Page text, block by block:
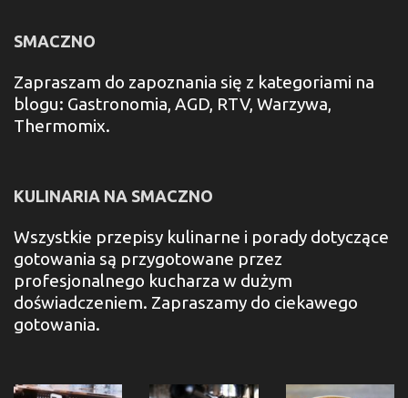
SMACZNO
Zapraszam do zapoznania się z kategoriami na
blogu: Gastronomia, AGD, RTV, Warzywa,
Thermomix.
KULINARIA NA SMACZNO
Wszystkie przepisy kulinarne i porady dotyczące
gotowania są przygotowane przez
profesjonalnego kucharza w dużym
doświadczeniem. Zapraszamy do ciekawego
gotowania.